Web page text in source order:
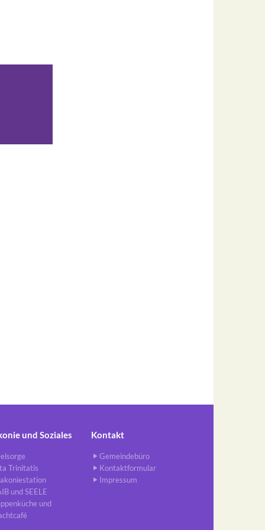
und Soziales
Trinitatis
und SEELE
und
Kontakt
Gemeindebüro
Kontaktformular
Impressum